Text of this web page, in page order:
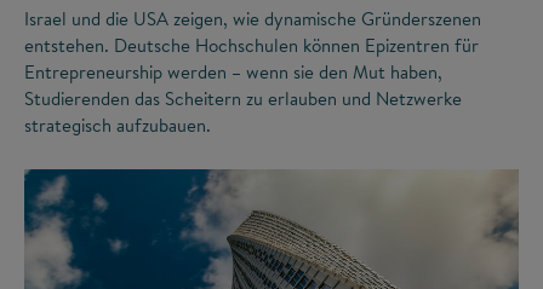
Israel und die USA zeigen, wie dynamische Gründerszenen
entstehen. Deutsche Hochschulen können Epizentren für
Entrepreneurship werden – wenn sie den Mut haben,
Studierenden das Scheitern zu erlauben und Netzwerke
strategisch aufzubauen.